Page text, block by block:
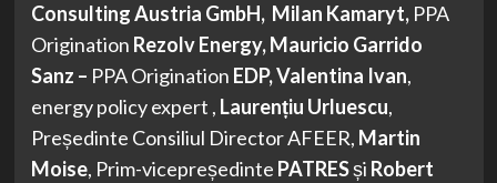
Consulting Austria GmbH, Milan Kamaryt,PPA
Origination Rezolv Energy,Mauricio Garrido
Sanz – PPA Origination EDP, Valentina Ivan,
energy policy expert , Laurențiu Urluescu,
Președinte Consiliul Director AFEER, Martin
Moise, Prim-vicepreședinte PATRESși Robert